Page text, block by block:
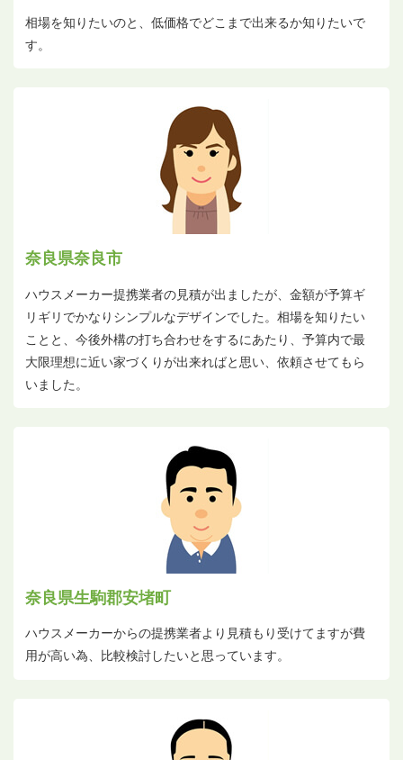
相場を知りたいのと、低価格でどこまで出来るか知りたいで
す。
奈良県奈良市
ハウスメーカー提携業者の見積が出ましたが、金額が予算ギ
リギリでかなりシンプルなデザインでした。相場を知りたい
ことと、今後外構の打ち合わせをするにあたり、予算内で最
大限理想に近い家づくりが出来ればと思い、依頼させてもら
いました。
奈良県生駒郡安堵町
ハウスメーカーからの提携業者より見積もり受けてますが費
用が高い為、比較検討したいと思っています。